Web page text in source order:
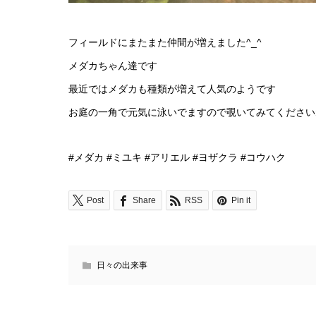
フィールドにまたまた仲間が増えました^_^
メダカちゃん達です
最近ではメダカも種類が増えて人気のようです
お庭の一角で元気に泳いでますので覗いてみてくださ
#メダカ #ミユキ #アリエル #ヨザクラ #コウハク
Post Share RSS Pin it
日々の出来事